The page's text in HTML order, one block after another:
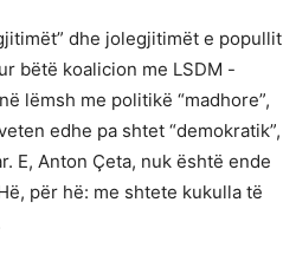
dhe jolegjitimët e popullit
bëtë koalicion me LSDM -
lëmsh me politikë “madhore”,
edhe pa shtet “demokratik”,
E, Anton Ҫeta, nuk është ende
për hë: me shtete kukulla të